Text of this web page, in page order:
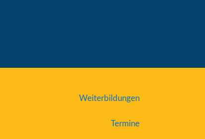
Weiterbildungen
Termine